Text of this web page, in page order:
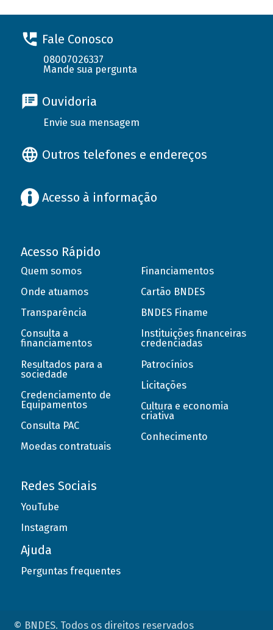
Fale Conosco
08007026337
Mande sua pergunta
Ouvidoria
Envie sua mensagem
Outros telefones e endereços
Acesso à informação
Acesso Rápido
Quem somos
Onde atuamos
Transparência
Consulta a
financiamentos
Resultados para a
sociedade
Credenciamento de
Equipamentos
Consulta PAC
Moedas contratuais
Financiamentos
Cartão BNDES
BNDES Finame
Instituições financeiras
credenciadas
Patrocínios
Licitações
Cultura e economia
criativa
Conhecimento
Redes Sociais
YouTube
Instagram
Ajuda
Perguntas frequentes
© BNDES. Todos os direitos reservados